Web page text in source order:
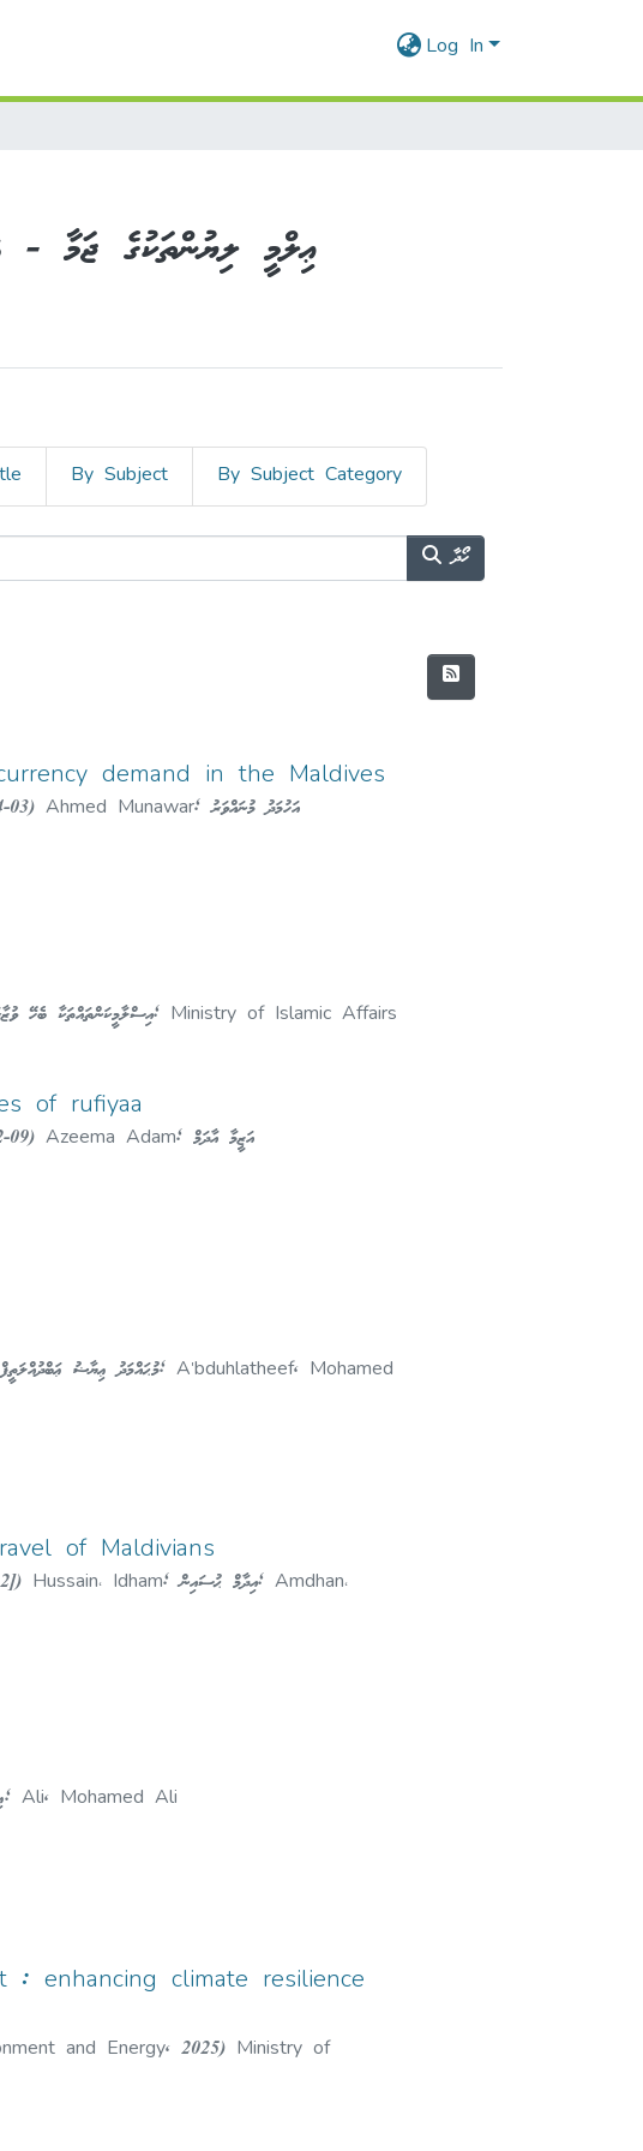
Log In
Academic Articles - ޢިލްމީ ލިޔުންތަކުގެ ޖަމާ
By Subject By Subject Category
ހޯދާ
demand in the Maldives
03)Ahmed Munawar;އަހުމަދު މުނައްވަރު
އިސްލާމީކަންތައްތަކާ ބެހޭ; Ministry of Islamic Affairs
of rufiyaa
09)Azeema Adam;އަޒީމާ އާދަމް
މުޙައްމަދު ޢިޔާޟު ޢަބްދުއްލަތީފް;A'bduhlatheef, Mohamed
of Maldivians
) Hussain، Idham;އިދާމް ޙުސައިން;Amdhan،
;Ali, Mohamed Ali
: enhancing climate resilience
and Energy,2025) Ministry of